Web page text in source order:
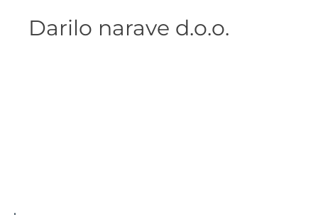
Darilo narave d.o.o.